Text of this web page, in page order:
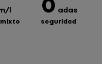
l adas
seguridad